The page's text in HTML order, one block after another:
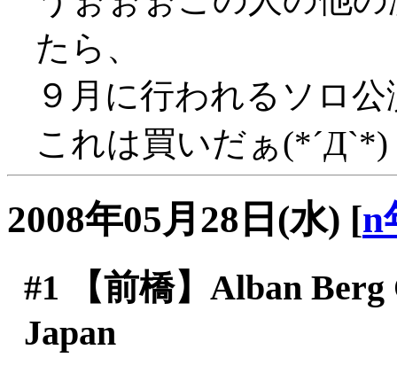
たら、
９月に行われるソロ
これは買いだぁ(*´Д`*)
2008年05月28日(水) [n
#1 【前橋】Alban
Japan